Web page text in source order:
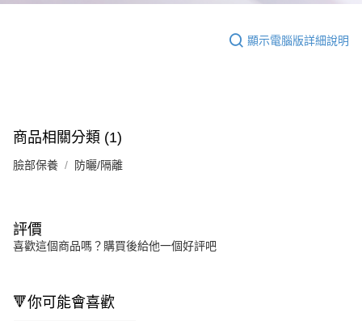
顯示電腦版詳細說明
商品相關分類 (1)
臉部保養 防曬/隔離
評價
喜歡這個商品嗎？購買後給他一個好評吧
🔻你可能會喜歡